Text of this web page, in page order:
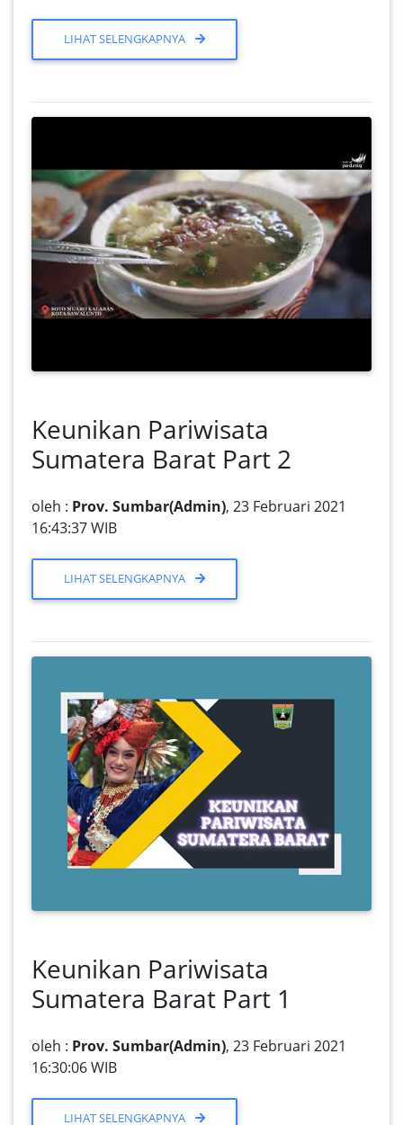
LIHAT SELENGKAPNYA
Keunikan Pariwisata
Sumatera Barat Part 2
oleh : Prov. Sumbar(Admin), 23 Februari 2021
16:43:37 WIB
LIHAT SELENGKAPNYA
Keunikan Pariwisata
Sumatera Barat Part 1
oleh : Prov. Sumbar(Admin), 23 Februari 2021
16:30:06 WIB
LIHAT SELENGKAPNYA